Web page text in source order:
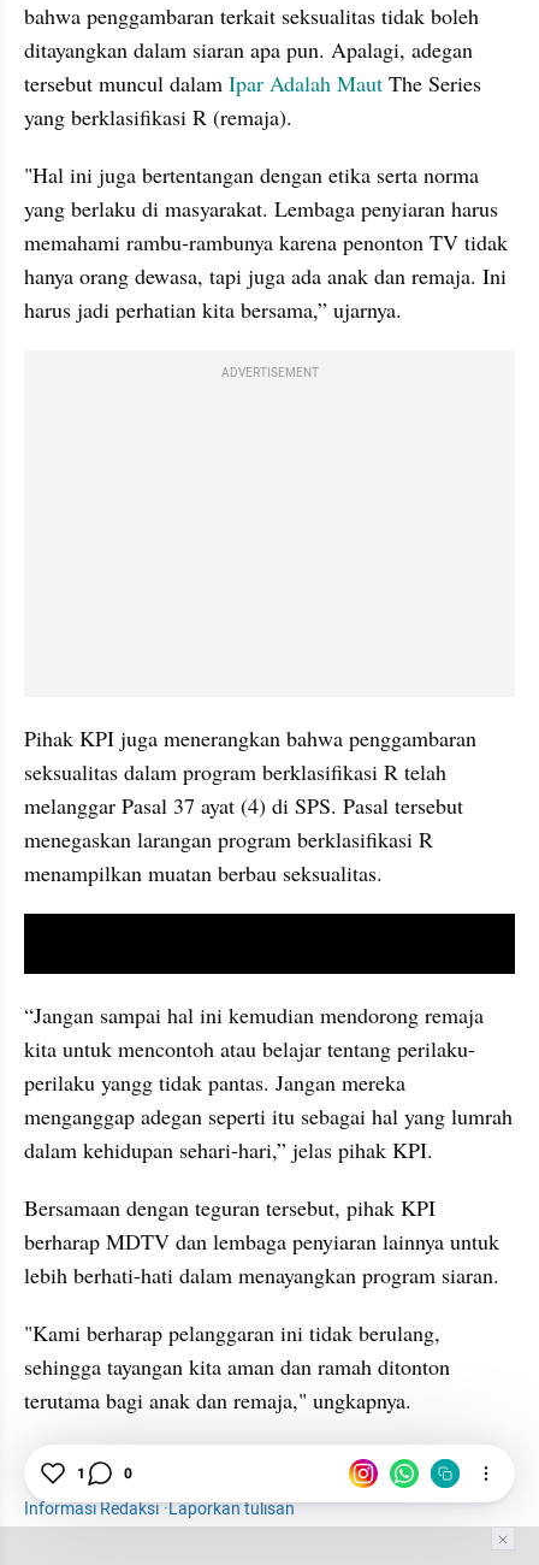
bahwa penggambaran terkait seksualitas tidak boleh
ditayangkan dalam siaran apa pun. Apalagi, adegan
tersebut muncul dalam Ipar Adalah Maut The Series
yang berklasifikasi R (remaja).
"Hal ini juga bertentangan dengan etika serta norma
yang berlaku di masyarakat. Lembaga penyiaran harus
memahami rambu-rambunya karena penonton TV tidak
hanya orang dewasa, tapi juga ada anak dan remaja. Ini
harus jadi perhatian kita bersama,” ujarnya.
ADVERTISEMENT
Pihak KPI juga menerangkan bahwa penggambaran
seksualitas dalam program berklasifikasi R telah
melanggar Pasal 37 ayat (4) di SPS. Pasal tersebut
menegaskan larangan program berklasifikasi R
menampilkan muatan berbau seksualitas.
“Jangan sampai hal ini kemudian mendorong remaja
kita untuk mencontoh atau belajar tentang perilaku-
perilaku yangg tidak pantas. Jangan mereka
menganggap adegan seperti itu sebagai hal yang lumrah
dalam kehidupan sehari-hari,” jelas pihak KPI.
Bersamaan dengan teguran tersebut, pihak KPI
berharap MDTV dan lembaga penyiaran lainnya untuk
lebih berhati-hati dalam menayangkan program siaran.
"Kami berharap pelanggaran ini tidak berulang,
sehingga tayangan kita aman dan ramah ditonton
terutama bagi anak dan remaja," ungkapnya.
Hiburan Ipar Adalah Maut
KPI
Informasi Redaksi·Laporkan tulisan
1 0